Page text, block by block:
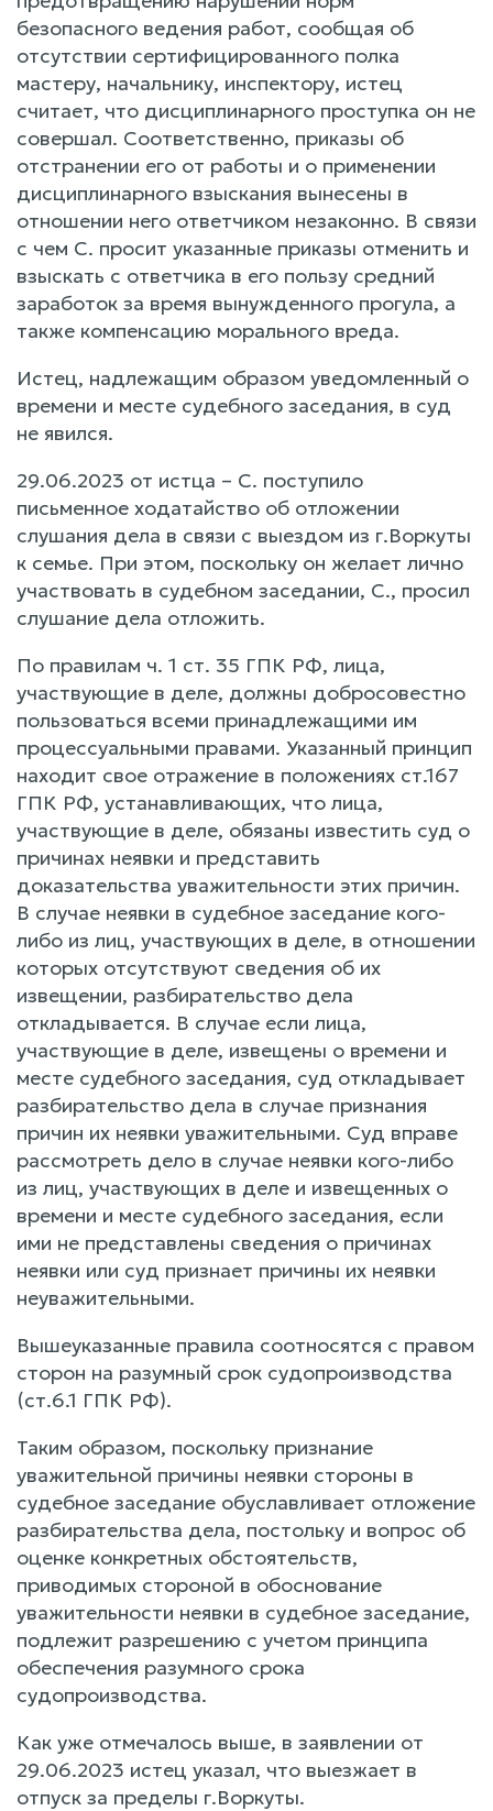
безопасного ведения работ, сообщая об
отсутствии сертифицированного полка
мастеру, начальнику, инспектору, истец
считает, что дисциплинарного проступка он не
совершал. Соответственно, приказы об
отстранении его от работы и о применении
дисциплинарного взыскания вынесены в
отношении него ответчиком незаконно. В связи
с чем С. просит указанные приказы отменить и
взыскать с ответчика в его пользу средний
заработок за время вынужденного прогула, а
также компенсацию морального вреда.
Истец, надлежащим образом уведомленный о
времени и месте судебного заседания, в суд
не явился.
29.06.2023 от истца – С. поступило
письменное ходатайство об отложении
слушания дела в связи с выездом из г.Воркуты
к семье. При этом, поскольку он желает лично
участвовать в судебном заседании, С., просил
слушание дела отложить.
По правилам ч. 1 ст. 35 ГПК РФ, лица,
участвующие в деле, должны добросовестно
пользоваться всеми принадлежащими им
процессуальными правами. Указанный принцип
находит свое отражение в положениях ст.167
ГПК РФ, устанавливающих, что лица,
участвующие в деле, обязаны известить суд о
причинах неявки и представить
доказательства уважительности этих причин.
В случае неявки в судебное заседание кого-
либо из лиц, участвующих в деле, в отношении
которых отсутствуют сведения об их
извещении, разбирательство дела
откладывается. В случае если лица,
участвующие в деле, извещены о времени и
месте судебного заседания, суд откладывает
разбирательство дела в случае признания
причин их неявки уважительными. Суд вправе
рассмотреть дело в случае неявки кого-либо
из лиц, участвующих в деле и извещенных о
времени и месте судебного заседания, если
ими не представлены сведения о причинах
неявки или суд признает причины их неявки
неуважительными.
Вышеуказанные правила соотносятся с правом
сторон на разумный срок судопроизводства
(ст.6.1 ГПК РФ).
Таким образом, поскольку признание
уважительной причины неявки стороны в
судебное заседание обуславливает отложение
разбирательства дела, постольку и вопрос об
оценке конкретных обстоятельств,
приводимых стороной в обоснование
уважительности неявки в судебное заседание,
подлежит разрешению с учетом принципа
обеспечения разумного срока
судопроизводства.
Как уже отмечалось выше, в заявлении от
29.06.2023 истец указал, что выезжает в
отпуск за пределы г.Воркуты.